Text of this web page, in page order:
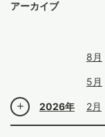
アーカイブ
2026年
8月
5月
2月